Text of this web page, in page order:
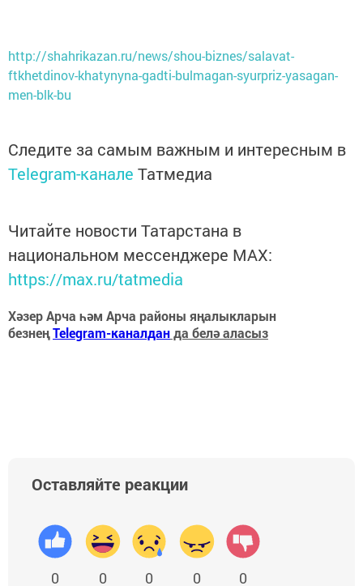
http://shahrikazan.ru/news/shou-biznes/salavat-
ftkhetdinov-khatynyna-gadti-bulmagan-syurpriz-yasagan-
men-blk-bu
Следите за самым важным и интересным в
Telegram-канале Татмедиа
Читайте новости Татарстана в
национальном мессенджере MАХ:
https://max.ru/tatmedia
Хәзер Арча һәм Арча районы яңалыкларын
безнеңTelegram-каналданда белә аласыз
Оставляйте реакции
0 0 0 0 0